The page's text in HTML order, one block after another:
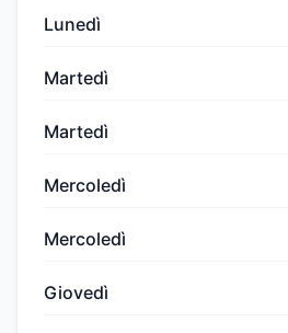
Lunedì
Martedì
Martedì
Mercoledì
Mercoledì
Giovedì